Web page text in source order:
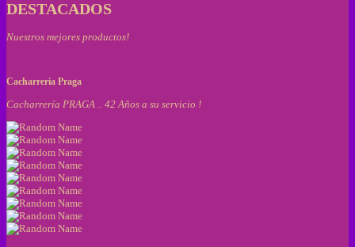
DESTACADOS
Nuestros mejores productos!
Cacharreria Praga
Cacharrería PRAGA .. 42 Años a su servicio !